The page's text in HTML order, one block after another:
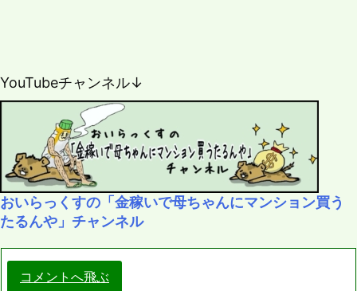
YouTubeチャンネル↓
おいらっくすの「金稼いで母ちゃんにマンション買う
たるんや」チャンネル
コメントへ飛ぶ